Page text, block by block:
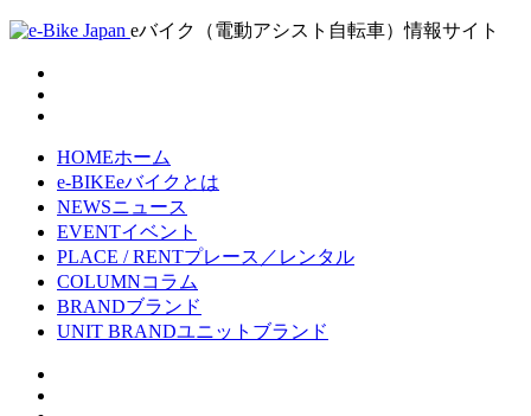
eバイク（電動アシスト自転車）情報サイト
HOMEホーム
e-BIKEeバイクとは
NEWSニュース
EVENTイベント
PLACE / RENTプレース／レンタル
COLUMNコラム
BRANDブランド
UNIT BRANDユニットブランド